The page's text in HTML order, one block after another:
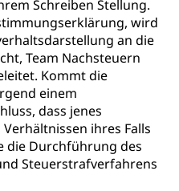
Schreiben Stellung.
wird
an die
Team Nachsteuern
Kommt die
einem
dass jenes
ihres Falls
die Durchführung des
Steuerstrafverfahrens